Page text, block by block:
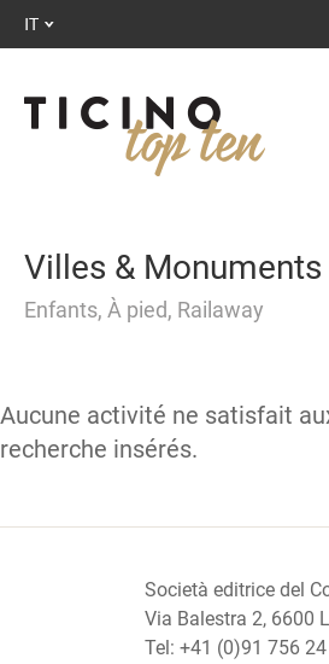
IT
Villes & Monuments
Enfants, À pied, Railaway
Aucune activité ne satisfait
recherche insérés.
Società editrice del
Via Balestra 2, 6600
Tel: +41 (0)91 756